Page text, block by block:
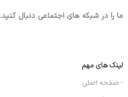
ما را در شبکه های اجتماعی دنبال کنید.
لینک های مهم
- صفحه اصلی